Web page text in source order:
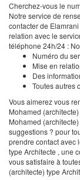
Cherchez-vous le
Notre service de
contacter de
relation avec le
téléphone 24h/24 :
Numéro du
Mise en
Des
Toutes autres
Vous aimerez vous
Mohamed
Mohamed
suggestions ? pour
prendre contact avec
type Architecte , une
vous satisfaire à
(architecte) type